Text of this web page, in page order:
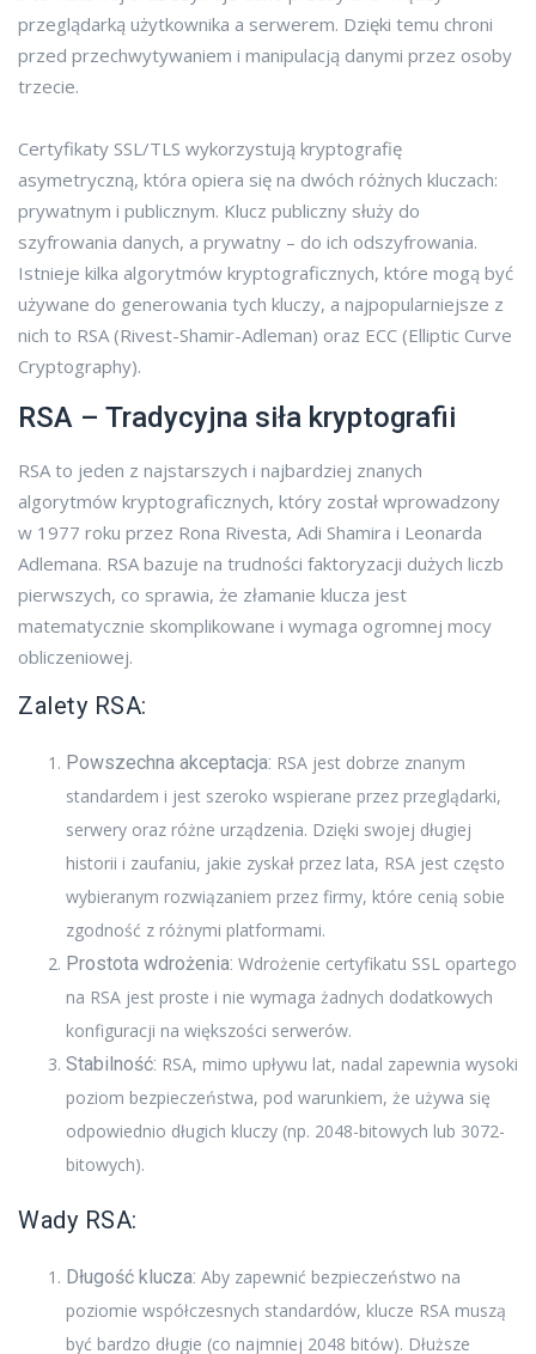
przeglądarką użytkownika a serwerem. Dzięki temu chroni
przed przechwytywaniem i manipulacją danymi przez osoby
trzecie.
Certyfikaty SSL/TLS wykorzystują kryptografię
asymetryczną, która opiera się na dwóch różnych kluczach:
prywatnym i publicznym. Klucz publiczny służy do
szyfrowania danych, a prywatny – do ich odszyfrowania.
Istnieje kilka algorytmów kryptograficznych, które mogą być
używane do generowania tych kluczy, a najpopularniejsze z
nich to RSA (Rivest-Shamir-Adleman) oraz ECC (Elliptic Curve
Cryptography).
RSA – Tradycyjna siła kryptografii
RSA to jeden z najstarszych i najbardziej znanych
algorytmów kryptograficznych, który został wprowadzony
w 1977 roku przez Rona Rivesta, Adi Shamira i Leonarda
Adlemana. RSA bazuje na trudności faktoryzacji dużych liczb
pierwszych, co sprawia, że złamanie klucza jest
matematycznie skomplikowane i wymaga ogromnej mocy
obliczeniowej.
Zalety RSA:
Powszechna akceptacja: RSA jest dobrze znanym
standardem i jest szeroko wspierane przez przeglądarki,
serwery oraz różne urządzenia. Dzięki swojej długiej
historii i zaufaniu, jakie zyskał przez lata, RSA jest często
wybieranym rozwiązaniem przez firmy, które cenią sobie
zgodność z różnymi platformami.
Prostota wdrożenia: Wdrożenie certyfikatu SSL opartego
na RSA jest proste i nie wymaga żadnych dodatkowych
konfiguracji na większości serwerów.
Stabilność: RSA, mimo upływu lat, nadal zapewnia wysoki
poziom bezpieczeństwa, pod warunkiem, że używa się
odpowiednio długich kluczy (np. 2048-bitowych lub 3072-
bitowych).
Wady RSA:
Długość klucza: Aby zapewnić bezpieczeństwo na
poziomie współczesnych standardów, klucze RSA muszą
być bardzo długie (co najmniej 2048 bitów). Dłuższe